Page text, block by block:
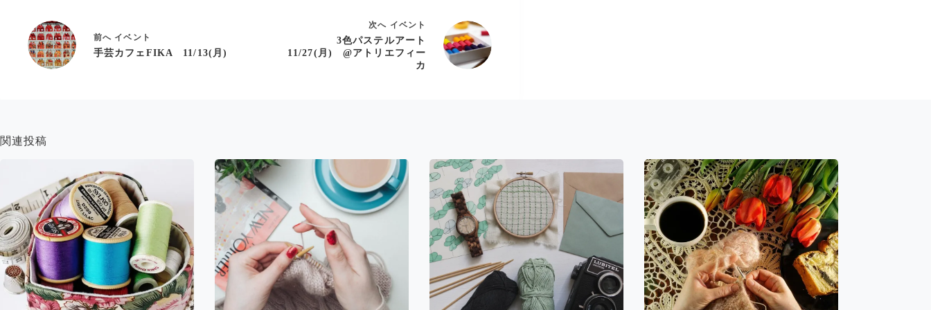
前へ イベント
手芸カフェFIKA 11/13(月)
次へ イベント
3色パステルアート
11/27(月) @アトリエフィー
カ
関連投稿